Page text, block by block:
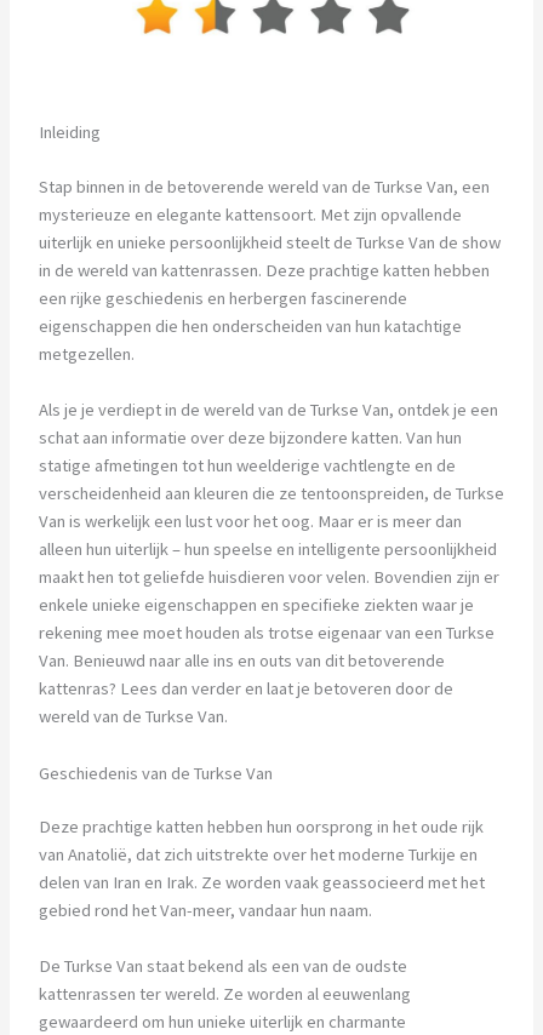
Inleiding
Stap binnen in de betoverende wereld van de Turkse Van, een
mysterieuze en elegante kattensoort. Met zijn opvallende
uiterlijk en unieke persoonlijkheid steelt de Turkse Van de show
in de wereld van kattenrassen. Deze prachtige katten hebben
een rijke geschiedenis en herbergen fascinerende
eigenschappen die hen onderscheiden van hun katachtige
metgezellen.
Als je je verdiept in de wereld van de Turkse Van, ontdek je een
schat aan informatie over deze bijzondere katten. Van hun
statige afmetingen tot hun weelderige vachtlengte en de
verscheidenheid aan kleuren die ze tentoonspreiden, de Turkse
Van is werkelijk een lust voor het oog. Maar er is meer dan
alleen hun uiterlijk – hun speelse en intelligente persoonlijkheid
maakt hen tot geliefde huisdieren voor velen. Bovendien zijn er
enkele unieke eigenschappen en specifieke ziekten waar je
rekening mee moet houden als trotse eigenaar van een Turkse
Van. Benieuwd naar alle ins en outs van dit betoverende
kattenras? Lees dan verder en laat je betoveren door de
wereld van de Turkse Van.
Geschiedenis van de Turkse Van
Deze prachtige katten hebben hun oorsprong in het oude rijk
van Anatolië, dat zich uitstrekte over het moderne Turkije en
delen van Iran en Irak. Ze worden vaak geassocieerd met het
gebied rond het Van-meer, vandaar hun naam.
De Turkse Van staat bekend als een van de oudste
kattenrassen ter wereld. Ze worden al eeuwenlang
gewaardeerd om hun unieke uiterlijk en charmante